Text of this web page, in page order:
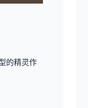
的精灵作